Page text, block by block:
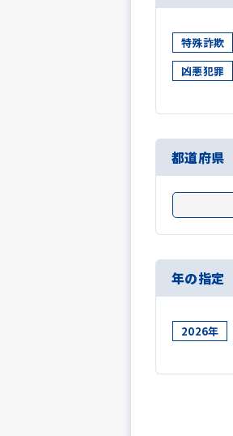
特殊詐欺
凶悪犯罪
都道府県
年の指定
2026年